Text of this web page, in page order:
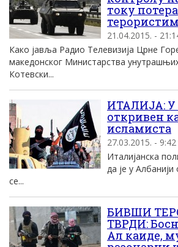
току
21.04.2015. -
Како јавља Радио Телевизија Црне
македонског Министарства
Котевски...
ИТАЛИЈА: У
откривен
исламиста
27.03.2015. - 9:42
Италијанска
да је у
се...
БИВШИ
ТВРДИ:
Ал каиде,